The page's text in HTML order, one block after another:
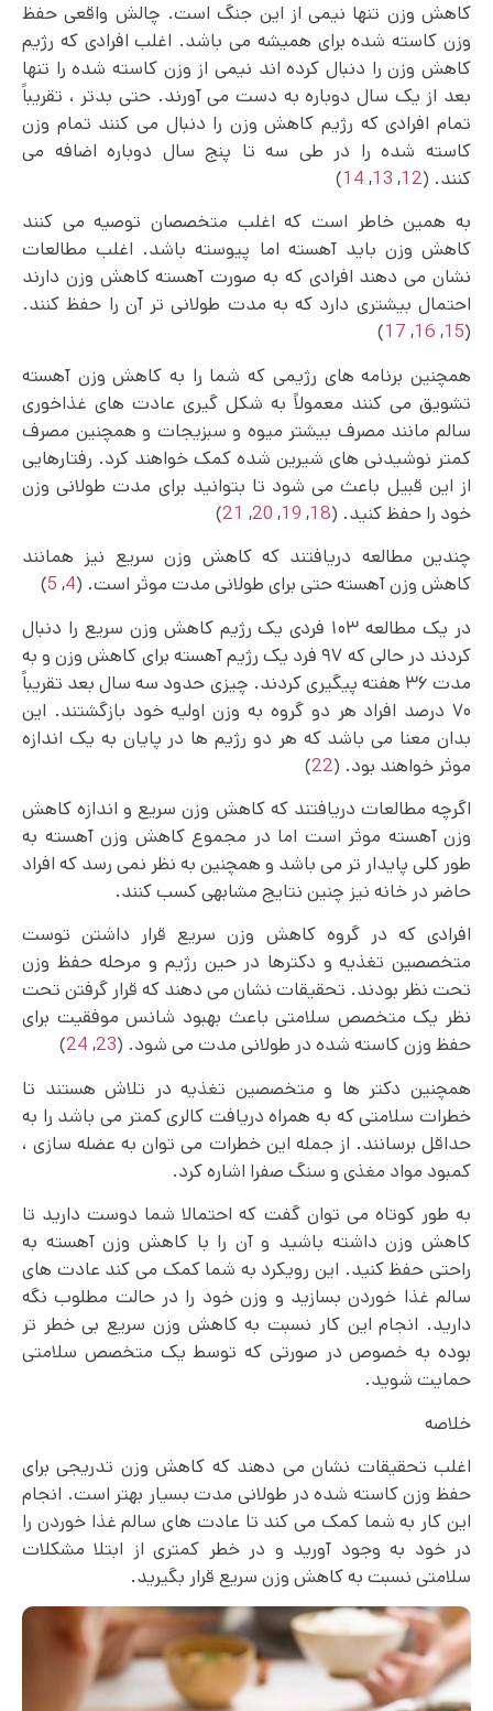
کاهش وزن تنها نیمی از این جنگ است. چالش واقعی حفظ
وزن کاسته شده برای همیشه می باشد. اغلب افرادی که رژیم
کاهش وزن را دنبال کرده اند نیمی از وزن کاسته شده را تنها
بعد از یک سال دوباره به دست می آورند. حتی بدتر ، تقریباً
تمام افرادی که رژیم کاهش وزن را دنبال می‌ کنند تمام وزن
کاسته شده را در طی سه تا پنج سال دوباره اضافه می
کنند. (12
,
13
,
14
)
به همین خاطر است که اغلب متخصصان توصیه می‌ کنند
کاهش وزن باید آهسته اما پیوسته باشد. اغلب مطالعات
نشان می‌ دهند افرادی که به صورت آهسته کاهش وزن دارند
احتمال بیشتری دارد که به مدت طولانی تر آن را حفظ کنند.
(
15
,
16
,
17
)
همچنین برنامه های رژیمی که شما را به کاهش وزن آهسته
تشویق می‌ کنند معمولاً به شکل‌ گیری عادت های غذاخوری
سالم مانند مصرف بیشتر میوه و سبزیجات و همچنین مصرف
کمتر نوشیدنی های شیرین شده کمک خواهند کرد. رفتارهایی
از این قبیل باعث می‌ شود تا بتوانید برای مدت طولانی وزن
خود را حفظ کنید. (18
,
19
,
20
,
21
)
چندین مطالعه دریافتند که کاهش وزن سریع نیز همانند
کاهش وزن آهسته حتی برای طولانی مدت موثر است. (4
,
5
)
در یک مطالعه ۱۰۳ فردی یک رژیم کاهش وزن سریع را دنبال
کردند در حالی که ۹۷ فرد یک رژیم آهسته برای کاهش وزن و به
مدت ۳۶ هفته پیگیری کردند. چیزی حدود سه سال بعد تقریباً
۷۰ درصد افراد هر دو گروه به وزن اولیه خود بازگشتند. این
بدان معنا می باشد که هر دو رژیم ها در پایان به یک اندازه
موثر خواهند بود. (22
)
اگرچه مطالعات دریافتند که کاهش وزن سریع و اندازه کاهش
وزن آهسته موثر است اما در مجموع کاهش وزن آهسته به
طور کلی پایدار تر می باشد و همچنین به نظر نمی‌ رسد که افراد
حاضر در خانه نیز چنین نتایج مشابهی کسب کنند.
افرادی که در گروه کاهش وزن سریع قرار داشتن توست
متخصصین تغذیه و دکترها در حین رژیم و مرحله حفظ وزن
تحت نظر بودند. تحقیقات نشان می دهند که قرار گرفتن تحت
نظر یک متخصص سلامتی باعث بهبود شانس موفقیت برای
حفظ وزن کاسته شده در طولانی مدت می شود. (23
,
24
)
همچنین دکتر ها و متخصصین تغذیه در تلاش هستند تا
خطرات سلامتی که به همراه دریافت کالری کمتر می باشد را به
حداقل برسانند. از جمله این خطرات می‌ توان به عضله سازی ،
کمبود مواد مغذی و سنگ صفرا اشاره کرد.
به طور کوتاه می توان گفت که احتمالا شما دوست دارید تا
کاهش وزن داشته باشید و آن را با کاهش وزن آهسته به
راحتی حفظ کنید. این رویکرد به شما کمک می کند عادت های
سالم غذا خوردن بسازید و وزن خود را در حالت مطلوب نگه
دارید. انجام این کار نسبت به کاهش وزن سریع بی خطر تر
بوده به خصوص در صورتی که توسط یک متخصص سلامتی
حمایت شوید.
خلاصه
اغلب تحقیقات نشان می دهند که کاهش وزن تدریجی برای
حفظ وزن کاسته شده در طولانی مدت بسیار بهتر است. انجام
این کار به شما کمک می کند تا عادت های سالم غذا خوردن را
در خود به وجود آورید و در خطر کمتری از ابتلا مشکلات
سلامتی نسبت به کاهش وزن سریع قرار بگیرید.